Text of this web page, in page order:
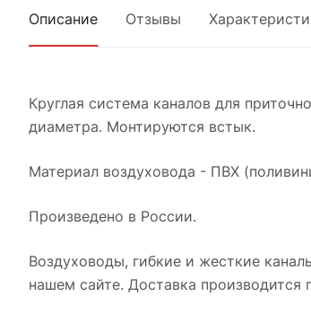
Описание Отзывы
Круглая система каналов для
диаметра. Монтируются встык.
Материал воздуховода - ПВХ
Произведено в России.
Воздуховоды, гибкие и жесткие
нашем сайте. Доставка